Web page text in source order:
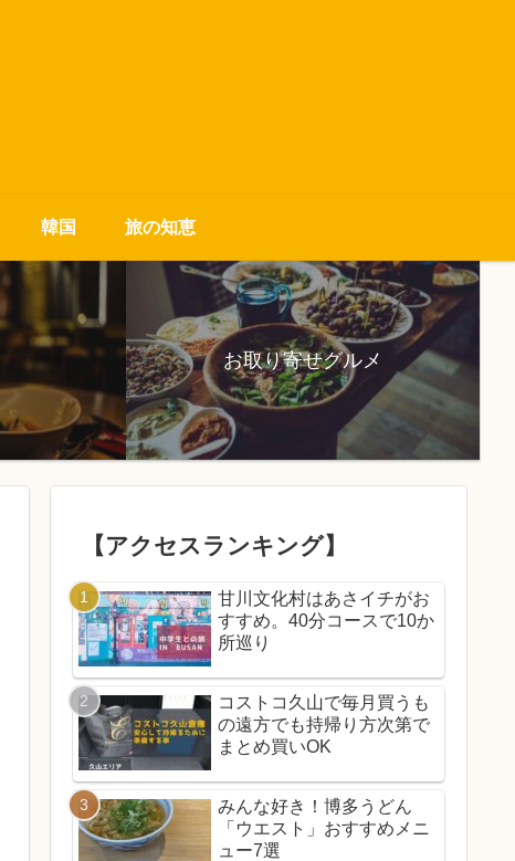
韓国 旅の知恵
お取り寄せグルメ
【アクセスランキング】
甘川文化村はあさイチがお
すすめ。40分コースで10か
所巡り
コストコ久山で毎月買うも
の遠方でも持帰り方次第で
まとめ買いOK
みんな好き！博多うどん
「ウエスト」おすすめメニ
ュー7選